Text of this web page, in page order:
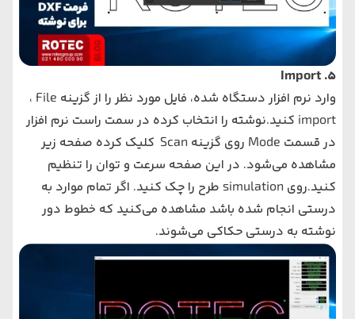
5. Import
وارد نرم افزار دستگاه شده، فایل مورد نظر را از گزینه File ،
import کنید.نوشته را انتخاب کرده در سمت راست نرم افزار
در قسمت Mode روی گزینه Scan کلیک کرده صفحه زیر
مشاهده می‌شود. در این صفحه سرعت و توان را تنظیم
کنید.روی simulation طرح را چک کنید. اگر تمام موارد به
درستی انجام شده باشد مشاهده می‌کنید که خطوط دور
نوشته به درستی حکاکی می‌شوند.